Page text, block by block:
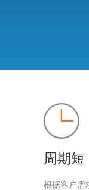
周期短
根据客户需